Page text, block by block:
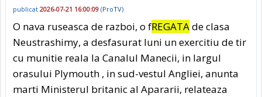
publicat 2026-07-21 16:00:09 (ProTV)
O nava ruseasca de razboi, o fREGATAde clasa
Neustrashimy, a desfasurat luni un exercitiu de tir
cu munitie reala la Canalul Manecii, in largul
orasului Plymouth , in sud-vestul Angliei, anunta
marti Ministerul britanic al Apararii, relateaza